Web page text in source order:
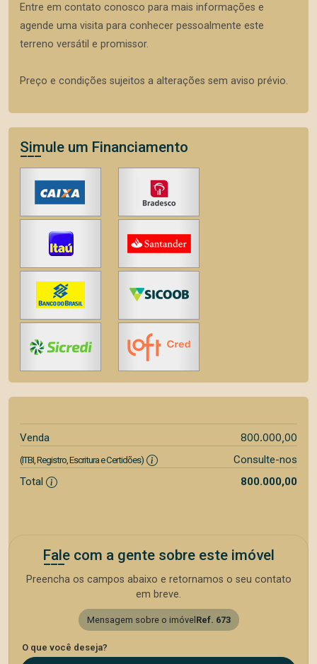
Entre em contato conosco para mais informações e
agende uma visita para conhecer pessoalmente este
terreno versátil e promissor.
Preço e condições sujeitos a alterações sem aviso prévio.
Simule um Financiamento
Venda 800.000,00
(ITBI, Registro, Escritura e Certidões)
Consulte-nos
Total
800.000,00
Fale com a gente sobre este imóvel
Preencha os campos abaixo e retornamos o seu contato
em breve.
Mensagem sobre o imóvelRef. 673
O que você deseja?